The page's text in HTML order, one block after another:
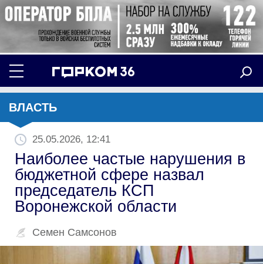
ВЛАСТЬ
25.05.2026, 12:41
Наиболее частые нарушения в
бюджетной сфере назвал
председатель КСП
Воронежской области
Семен Самсонов